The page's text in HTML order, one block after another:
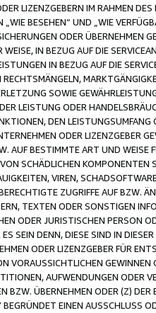
LIZENZGEBERN IM RAHMEN
„WIE BESEHEN“ UND „WIE
ODER ÜBERNEHMEN
IN BEZUG AUF DIE
IN BEZUG AUF DIE
SOWIE
LEISTUNG ODER
DEN
ODER LIZENZGEBER
AUF BESTIMMTE ART UND
VON SCHÄDLICHEN
VIREN,
ZUGRIFFE AUF BZW.
TEXTEN ODER SONSTIGEN
ODER JURISTISCHEN PERSON
SEIN DENN, DIESE SIND IN
ODER LIZENZGEBER FÜR
VORAUSSICHTLICHEN
AUFWENDUNGEN ODER
BZW. ÜBERNEHMEN ODER (Z)
EINEN AUSSCHLUSS